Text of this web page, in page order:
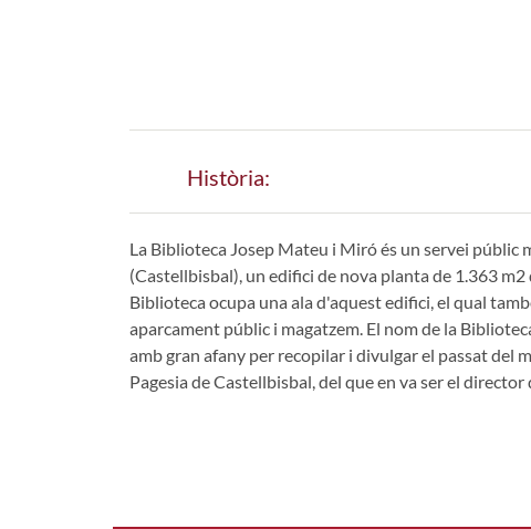
Història:
La Biblioteca Josep Mateu i Miró és un servei públic
(Castellbisbal), un edifici de nova planta de 1.363
Biblioteca ocupa una ala d'aquest edifici, el qual
aparcament públic i magatzem. El nom de la
amb gran afany per recopilar i divulgar el passat del
Pagesia de Castellbisbal, del que en va ser el